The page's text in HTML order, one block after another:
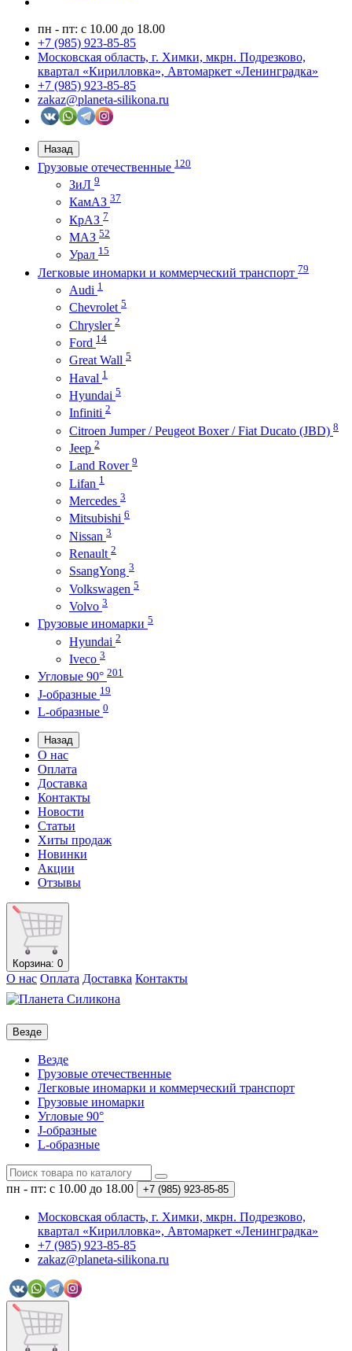
пн - пт: с 10.00 до 18.00
+7 (985) 923-85-85
Московская область, г. Химки, мкрн. Подрезково,
квартал «Кирилловка», Автомаркет «Ленинградка»
+7 (985) 923-85-85
zakaz@planeta-silikona.ru
Назад
Грузовые отечественные 120
ЗиЛ 9
КамАЗ 37
КрАЗ 7
МАЗ 52
Урал 15
Легковые иномарки и коммерческий транспорт 79
Audi 1
Chevrolet 5
Chrysler 2
Ford 14
Great Wall 5
Haval 1
Hyundai 5
Infiniti 2
Citroen Jumper / Peugeot Boxer / Fiat Ducato (JBD) 8
Jeep 2
Land Rover 9
Lifan 1
Mercedes 3
Mitsubishi 6
Nissan 3
Renault 2
SsangYong 3
Volkswagen 5
Volvo 3
Грузовые иномарки 5
Hyundai 2
Iveco 3
Угловые 90° 201
J-образные 19
L-образные 0
Назад
О нас
Оплата
Доставка
Контакты
Новости
Статьи
Хиты продаж
Новинки
Акции
Отзывы
Корзина: 0
О нас Оплата Доставка Контакты
Везде
Везде
Грузовые отечественные
Легковые иномарки и коммерческий транспорт
Грузовые иномарки
Угловые 90°
J-образные
L-образные
пн - пт: с 10.00 до 18.00 +7 (985) 923-85-85
Московская область, г. Химки, мкрн. Подрезково,
квартал «Кирилловка», Автомаркет «Ленинградка»
+7 (985) 923-85-85
zakaz@planeta-silikona.ru